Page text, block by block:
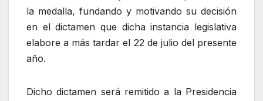
la medalla, fundando y motivando su decisión
en el dictamen que dicha instancia legislativa
elabore a más tardar el 22 de julio del presente
año.
Dicho dictamen será remitido a la Presidencia